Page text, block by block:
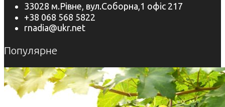
33028 м.Рівне, вул.Соборна,1 офіс 217
+38 068 568 5822
rnadia@ukr.net
Популярне